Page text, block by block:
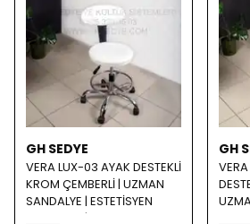
GH SEDYE
VERA LUX-03 AYAK DESTEKLİ
KROM ÇEMBERLİ | UZMAN
SANDALYE | ESTETİSYEN
SANDALYE | BEYAZ
GH